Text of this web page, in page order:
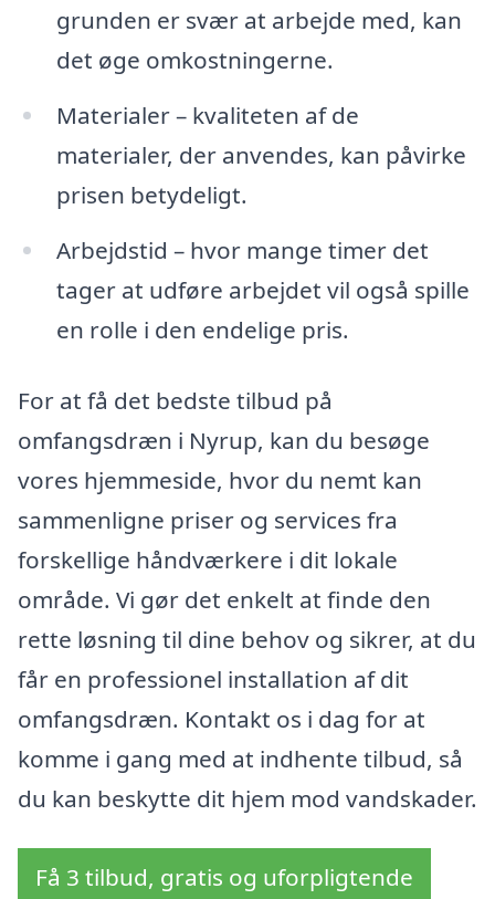
grunden er svær at arbejde med, kan
det øge omkostningerne.
Materialer – kvaliteten af de
materialer, der anvendes, kan påvirke
prisen betydeligt.
Arbejdstid – hvor mange timer det
tager at udføre arbejdet vil også spille
en rolle i den endelige pris.
For at få det bedste tilbud på
omfangsdræn i Nyrup, kan du besøge
vores hjemmeside, hvor du nemt kan
sammenligne priser og services fra
forskellige håndværkere i dit lokale
område. Vi gør det enkelt at finde den
rette løsning til dine behov og sikrer, at du
får en professionel installation af dit
omfangsdræn. Kontakt os i dag for at
komme i gang med at indhente tilbud, så
du kan beskytte dit hjem mod vandskader.
Få 3 tilbud, gratis og uforpligtende